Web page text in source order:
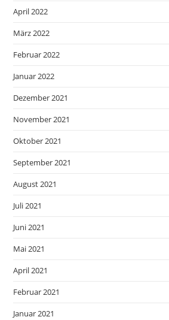
April 2022
März 2022
Februar 2022
Januar 2022
Dezember 2021
November 2021
Oktober 2021
September 2021
August 2021
Juli 2021
Juni 2021
Mai 2021
April 2021
Februar 2021
Januar 2021